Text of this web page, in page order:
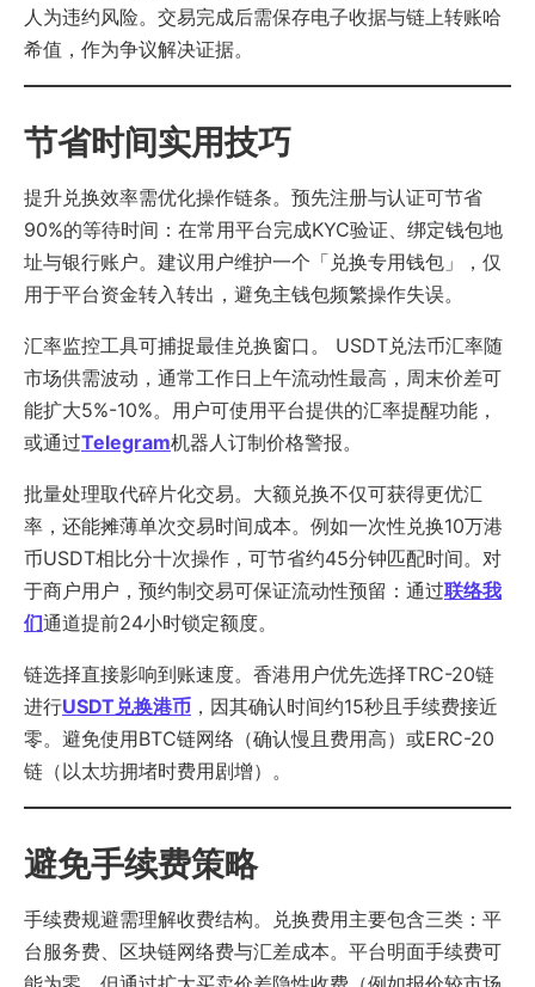
人为违约风险。交易完成后需保存电子收据与链上转账哈
希值，作为争议解决证据。
节省时间实用技巧
提升兑换效率需优化操作链条。预先注册与认证可节省
90%的等待时间：在常用平台完成KYC验证、绑定钱包地
址与银​​行账户。建议用户维护一个「兑换专用钱包」，仅
用于平台资金转入转出，避免主钱包频繁操作失误。
汇率监控工具可捕捉最佳兑换窗口。 USDT兑法币汇率随
市场供需波动，通常工作日上午流动性最高，周末价差可
能扩大5%-10%。用户可使用平台提供的汇率提醒功能，
或通过Telegram机器人订制价格警报。
批量处理取代碎片化交易。大额兑换不仅可获得更优汇
率，还能摊薄单次交易时间成本。例如一次性兑换10万港
币USDT相比分十次操作，可节省约45分钟匹配时间。对
于商户用户，预约制交易可保证流动性预留：通过联络我
们通道提前24小时锁定额度。
链选择直接影响到账速度。香港用户优先选择TRC-20链
进行USDT兑换港币 ，因其确认时间约15秒且手续费接近
零。避免使用BTC链网络（确认慢且费用高）或ERC-20
链（以太坊拥堵时费用剧增）。
避免手续费策略
手续费规避需理解收费结构。兑换费用主要包含三类：平
台服务费、区块链网络费与汇差成本。平台明面手续费可